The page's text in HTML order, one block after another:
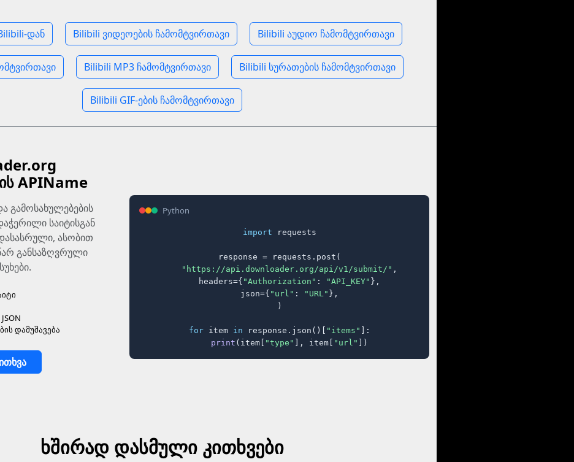
დან Bilibili ვიდეოების ჩამომტვირთავი Bilibili აუდიო ჩამომტვირთავი
Bilibili MP3 ჩამომტვირთავი Bilibili სურათების ჩამომტვირთავი
Bilibili GIF-ების ჩამომტვირთავი
APIName
გამოსახულებების
საიტისგან
ასობით
განსაზღვრული
დამუშავება
Python
import requests
response = requests.post(
"https://api.downloader.org/api/v1/submit/" ,
    headers={
"Authorization" : "API_KEY" },
    json={
"url" : "URL" },
)
for item in response.json()[ "items" ]:
print (item[ "type" ], item[ "url" ])
ხშირად დასმული კითხვები